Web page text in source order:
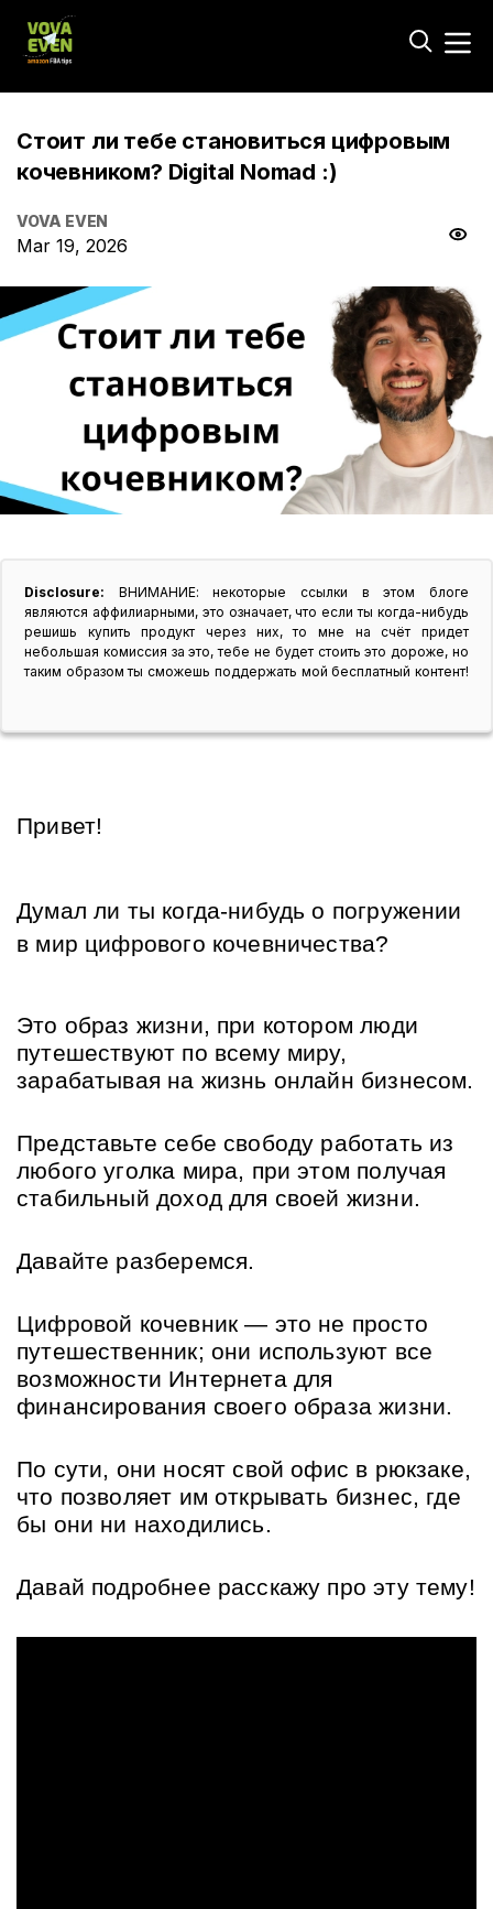
Стоит ли тебе становиться цифровым
кочевником? Digital Nomad :)
VOVA EVEN
Mar 19, 2026
Disclosure: ВНИМАНИЕ: некоторые ссылки в этом блоге
являются аффилиарными, это означает, что если ты когда-нибудь
решишь купить продукт через них, то мне на счёт придет
небольшая комиссия за это, тебе не будет стоить это дороже, но
таким образом ты сможешь поддержать мой бесплатный контент!
Привет!
Думал ли ты когда-нибудь о погружении
в мир цифрового кочевничества?
Это образ жизни, при котором люди
путешествуют по всему миру,
зарабатывая на жизнь онлайн бизнесом.
Представьте себе свободу работать из
любого уголка мира, при этом получая
стабильный доход для своей жизни.
Давайте разберемся.
Цифровой кочевник — это не просто
путешественник; они используют все
возможности Интернета для
финансирования своего образа жизни.
По сути, они носят свой офис в рюкзаке,
что позволяет им открывать бизнес, где
бы они ни находились.
Давай подробнее расскажу про эту тему!